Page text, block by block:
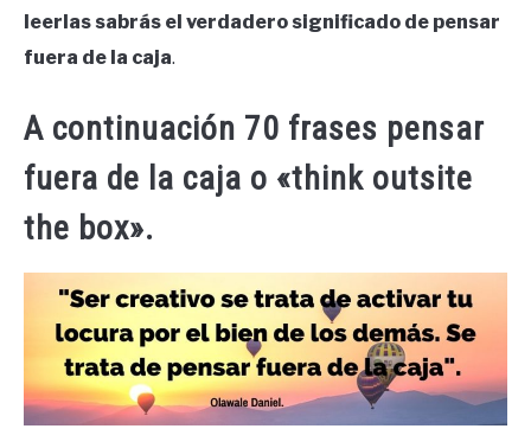
leerlas sabrás el verdadero significado de pensar
fuera de la caja.
A continuación 70 frases pensar
fuera de la caja o «think outsite
the box».